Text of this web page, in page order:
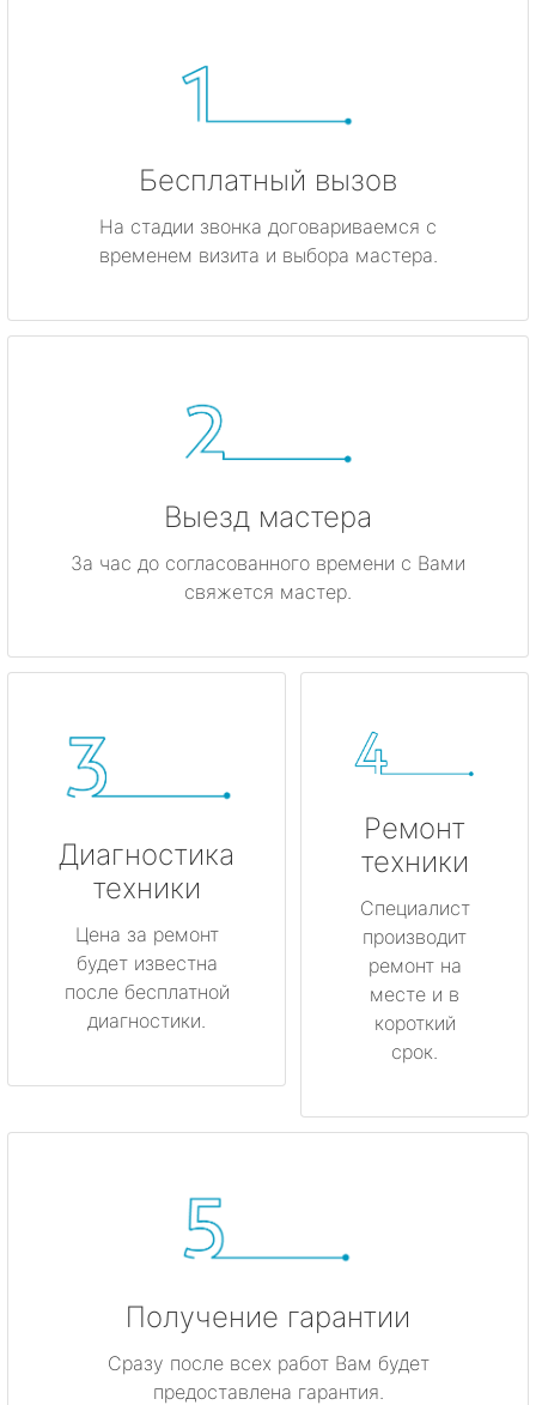
Бесплатный вызов
На стадии звонка договариваемся с
временем визита и выбора мастера.
Выезд мастера
За час до согласованного времени с Вами
свяжется мастер.
Диагностика
техники
Цена за ремонт
будет известна
после бесплатной
диагностики.
Ремонт
техники
Специалист
производит
ремонт на
месте и в
короткий
срок.
Получение гарантии
Сразу после всех работ Вам будет
предоставлена гарантия.